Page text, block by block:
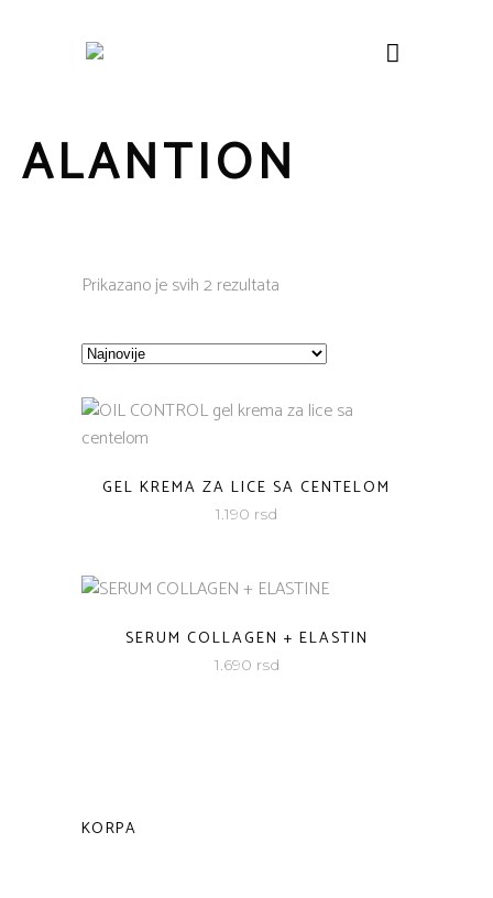
ALANTION
Prikazano je svih 2 rezultata
GEL KREMA ZA LICE SA CENTELOM
1.190 rsd
SERUM COLLAGEN + ELASTIN
1.690 rsd
KORPA